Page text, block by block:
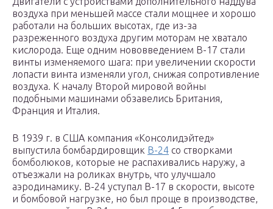
воздуха при меньшей массе стали мощнее и хорошо
работали на больших высотах, где из-за
разреженного воздуха другим моторам не хватало
кислорода. Еще одним нововведением B-17 стали
винты изменяемого шага: при увеличении скорости
лопасти винта изменяли угол, снижая сопротивление
воздуха. К началу Второй мировой войны
подобными машинами обзавелись Британия,
Франция и Италия.
В 1939 г. в США компания «Консолидэйтед»
выпустила бомбардировщик B-24 со створками
бомболюков, которые не распахивались наружу, а
отъезжали на роликах внутрь, что улучшало
аэродинамику. B-24 уступал B-17 в скорости, высоте
и бомбовой нагрузке, но был проще в производстве,